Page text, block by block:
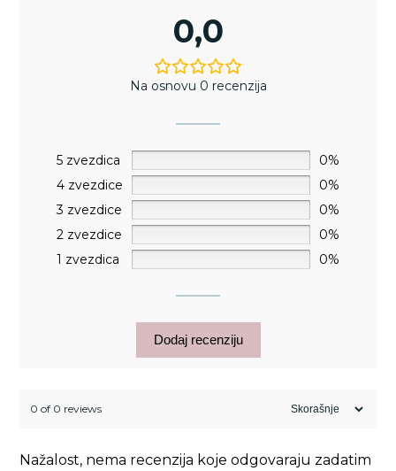
0,0
Na osnovu 0 recenzija
5 zvezdica
0%
4 zvezdice
0%
3 zvezdice
0%
2 zvezdice
0%
1 zvezdica
0%
Dodaj recenziju
0 of 0 reviews
Nažalost, nema recenzija koje odgovaraju zadatim